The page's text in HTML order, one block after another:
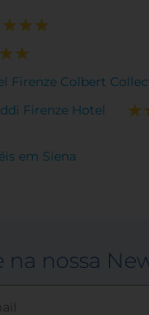
Firenze Colbert
Firenze Hotel
em Siena
na nossa